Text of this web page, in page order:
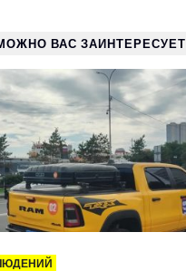
ВАС ЗАИНТЕРЕСУЕТ